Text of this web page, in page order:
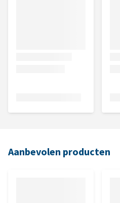
Aanbevolen producten